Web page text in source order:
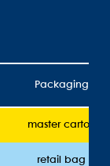
Packaging
master carton
retail bag